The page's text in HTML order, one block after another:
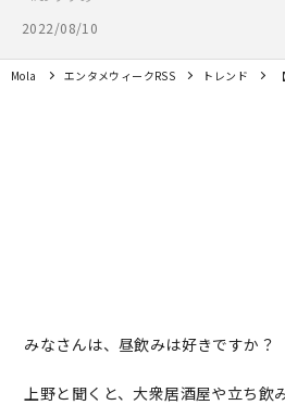
2022/08/10
Mola エンタメウィークRSS トレンド
みなさんは、昼飲みは好きですか？
上野と聞くと、大衆居酒屋や立ち飲